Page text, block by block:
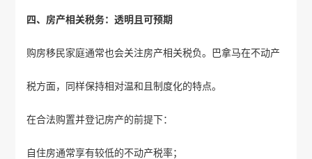
四、房产相关税务：透明且可预期
购房移民家庭通常也会关注房产相关税负。巴拿马在不动产
税方面，同样保持相对温和且制度化的特点。
在合法购置并登记房产的前提下：
自住房通常享有较低的不动产税率；